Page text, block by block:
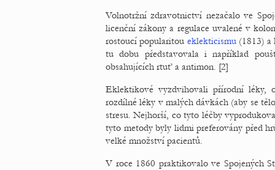
Volnotržní zdravotnictví nezačalo ve
licenční zákony a regulace uvalené v
rostoucí popularitou eklekticismu(1813) a
tu dobu představovala i například
obsahujících rtuť a antimon. [2]
Eklektikové vyzdvihovali přírodní léky,
rozdílné léky v malých dávkách (aby se
stresu. Nejhorší, co tyto léčby
tyto metody byly lidmi preferovány před
velké množství pacientů.
V roce 1860 praktikovalo ve Spojených